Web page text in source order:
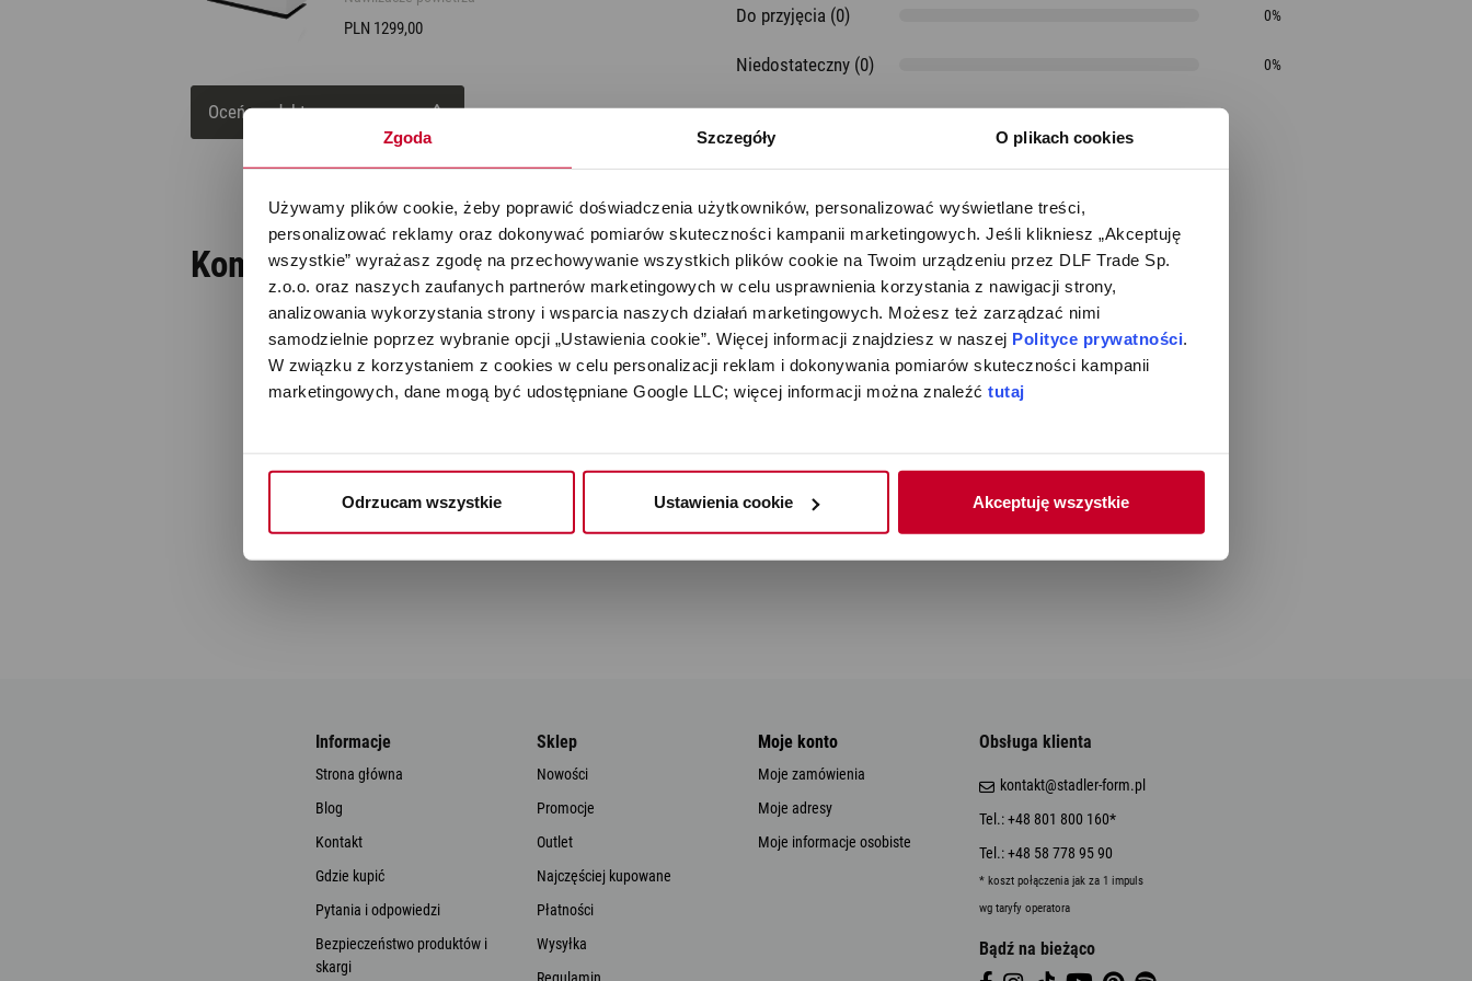
Zgoda Szczegóły O plikach cookies
Używamy plików cookie, żeby poprawić doświadczenia użytkowników, personalizować wyświetlane treści,
personalizować reklamy oraz dokonywać pomiarów skuteczności kampanii marketingowych. Jeśli klikniesz „Akceptuję
wszystkie” wyrażasz zgodę na przechowywanie wszystkich plików cookie na Twoim urządzeniu przez DLF Trade Sp.
z.o.o. oraz naszych zaufanych partnerów marketingowych w celu usprawnienia korzystania z nawigacji strony,
analizowania wykorzystania strony i wsparcia naszych działań marketingowych. Możesz też zarządzać nimi
samodzielnie poprzez wybranie opcji „Ustawienia cookie”. Więcej informacji znajdziesz w naszej Polityce prywatności
W związku z korzystaniem z cookies w celu personalizacji reklam i dokonywania pomiarów skuteczności kampanii
marketingowych, dane mogą być udostępniane Google LLC; więcej informacji można znaleźć tutaj
Odrzucam wszystkie Ustawienia cookie Akceptuję wszystkie
PLN 1299,00
Oceń produkt
Do przyjęcia (0) 0%
Niedostateczny (0) 0%
Komentarze (0)
Informacje
Strona główna
Blog
Kontakt
Gdzie kupić
Pytania i odpowiedzi
Bezpieczeństwo produktów i
skargi
Sklep
Nowości
Promocje
Outlet
Najczęściej kupowane
Płatności
Wysyłka
Moje konto
Moje zamówienia
Moje adresy
Moje informacje osobiste
Obsługa klienta
kontakt@stadler-form.pl
Tel.: +48 801 800 160*
Tel.: +48 58 778 95 90
* koszt połączenia jak za 1 impuls
wg taryfy operatora
Bądź na bieżąco